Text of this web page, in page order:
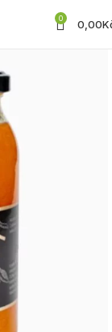
0 0,00